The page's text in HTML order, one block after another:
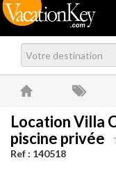
Location Villa
piscine privée
Ref : 140518